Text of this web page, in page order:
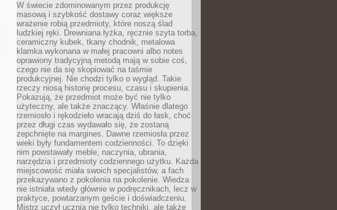
W świecie zdominowanym przez produkcję
masową i szybkość dostawy coraz większe
wrażenie robią przedmioty, które noszą ślad
ludzkiej ręki. Drewniana łyżka, ręcznie szyta torba,
ceramiczny kubek, tkany chodnik, metalowa
klamka wykonana w małej pracowni albo notes
oprawiony tradycyjną metodą mają w sobie coś,
czego nie da się skopiować na taśmie
produkcyjnej. Nie chodzi tylko o wygląd. Takie
rzeczy niosą historię procesu, czasu i skupienia.
Pokazują, że przedmiot może być nie tylko
użyteczny, ale także znaczący. Właśnie dlatego
rzemiosło i rękodzieło wracają dziś do łask, choć
przez długi czas wydawało się, że zostaną
zepchnięte na margines. Dawne rzemiosła przez
wieki były fundamentem codzienności. To dzięki
nim powstawały meble, naczynia, ubrania,
narzędzia i przedmioty codziennego użytku. Każda
miejscowość miała swoich specjalistów, a fach
przekazywano z pokolenia na pokolenie. Wiedza
nie istniała wtedy głównie w podręcznikach, lecz w
praktyce, powtarzanym geście i doświadczeniu.
Mistrz uczył ucznia nie tylko techniki, ale także